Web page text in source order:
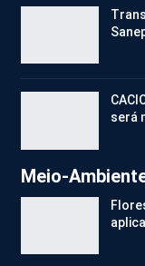
será
Meio-